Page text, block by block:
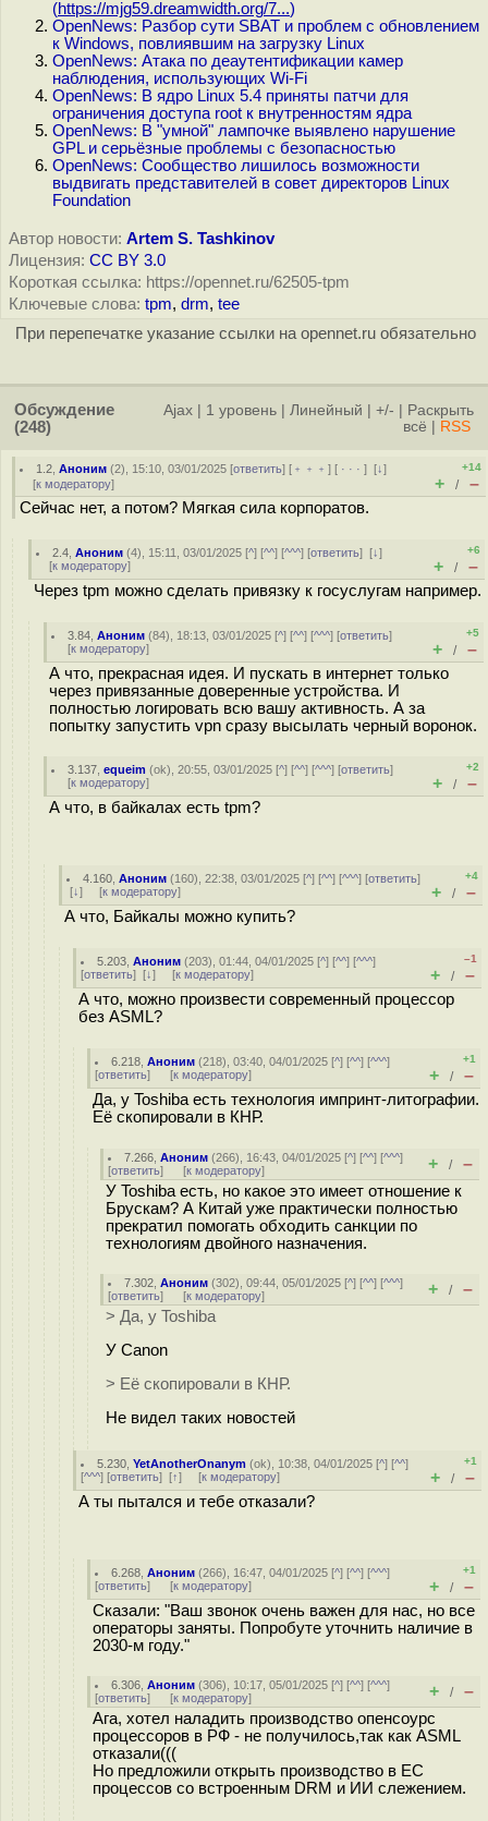
(https://mjg59.dreamwidth.org/7...)
OpenNews: Разбор сути SBAT и проблем с обновлением
к Windows, повлиявшим на загрузку Linux
OpenNews: Атака по деаутентификации камер
наблюдения, использующих Wi-Fi
OpenNews: В ядро Linux 5.4 приняты патчи для
ограничения доступа root к внутренностям ядра
OpenNews: В "умной" лампочке выявлено нарушение
GPL и серьёзные проблемы с безопасностью
OpenNews: Сообщество лишилось возможности
выдвигать представителей в совет директоров Linux
Foundation
Автор новости: Artem S. Tashkinov
Лицензия: CC BY 3.0
Короткая ссылка: https://opennet.ru/62505-tpm
Ключевые слова: tpm, drm, tee
При перепечатке указание ссылки на opennet.ru обязательно
Обсуждение
(248)
Ajax 1 уровень Линейный +/-
Раскрыть
всё
RSS
1.2 ,Аноним (2), 15:10, 03/01/2025 [ответить] [ ﹢﹢﹢] [ · · ·][↓]
[к модератору]
+14
+ / –
Сейчас нет, а потом? Мягкая сила корпоратов.
2.4 ,Аноним (4), 15:11, 03/01/2025 [^] [^^] [^^^] [ответить][↓]
[к модератору]
+6
+ / –
Через tpm можно сделать привязку к госуслугам например.
3.84 ,Аноним (84), 18:13, 03/01/2025 [^] [^^] [^^^] [ответить]
[к модератору]
+5
+ / –
А что, прекрасная идея. И пускать в интернет только
через привязанные доверенные устройства. И
полностью логировать всю вашу активность. А за
попытку запустить vpn сразу высылать черный воронок.
3.137 ,equeim (ok), 20:55, 03/01/2025 [^] [^^] [^^^] [ответить]
[к модератору]
+2
+ / –
А что, в байкалах есть tpm?
4.160 ,Аноним (160), 22:38, 03/01/2025 [^] [^^] [^^^] [ответить]
[↓] [к модератору]
+4
+ / –
А что, Байкалы можно купить?
5.203 ,Аноним (203), 01:44, 04/01/2025 [^] [^^] [^^^]
[ответить] [↓] [к модератору]
–1
+ / –
А что, можно произвести современный процессор
без ASML?
6.218 ,Аноним (218), 03:40, 04/01/2025 [^] [^^] [^^^]
[ответить] [к модератору]
+1
+ / –
Да, у Toshiba есть технология импринт-литографии.
Её скопировали в КНР.
7.266 ,Аноним (266), 16:43, 04/01/2025 [^] [^^] [^^^]
[ответить] [к модератору] + / –
У Toshiba есть, но какое это имеет отношение к
Брускам? А Китай уже практически полностью
прекратил помогать обходить санкции по
технологиям двойного назначения.
7.302 ,Аноним (302), 09:44, 05/01/2025 [^] [^^] [^^^]
[ответить] [к модератору] + / –
> Да, у Toshiba
У Canon
> Её скопировали в КНР.
Не видел таких новостей
5.230 ,YetAnotherOnanym (ok), 10:38, 04/01/2025 [^] [^^]
[^^^] [ответить] [↑] [к модератору]
+1
+ / –
А ты пытался и тебе отказали?
6.268 ,Аноним (266), 16:47, 04/01/2025 [^] [^^] [^^^]
[ответить] [к модератору]
+1
+ / –
Сказали: "Ваш звонок очень важен для нас, но все
операторы заняты. Попробуте уточнить наличие в
2030-м году."
6.306 ,Аноним (306), 10:17, 05/01/2025 [^] [^^] [^^^]
[ответить] [к модератору] + / –
Ага, хотел наладить производство опенсоурс
процессоров в РФ - не получилось,так как ASML
отказали(((
Но предложили открыть производство в ЕС
процессов со встроенным DRM и ИИ слежением.